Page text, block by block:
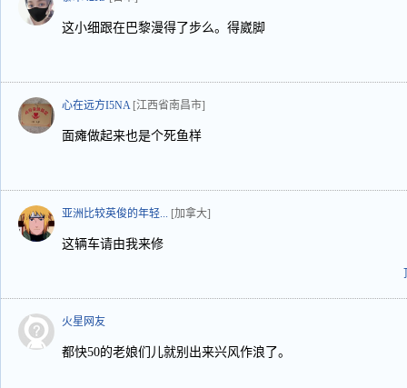
这小细跟在巴黎漫得了步么。得崴脚
心在远方I5NA [江西省南昌市]
面瘫做起来也是个死鱼样
亚洲比较英俊的年轻... [加拿大]
这辆车请由我来修
火星网友
都快50的老娘们儿就别出来兴风作浪了。